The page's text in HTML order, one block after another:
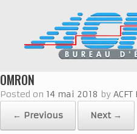
OMRON
Posted on 14 mai 2018 by
← Previous
Next →